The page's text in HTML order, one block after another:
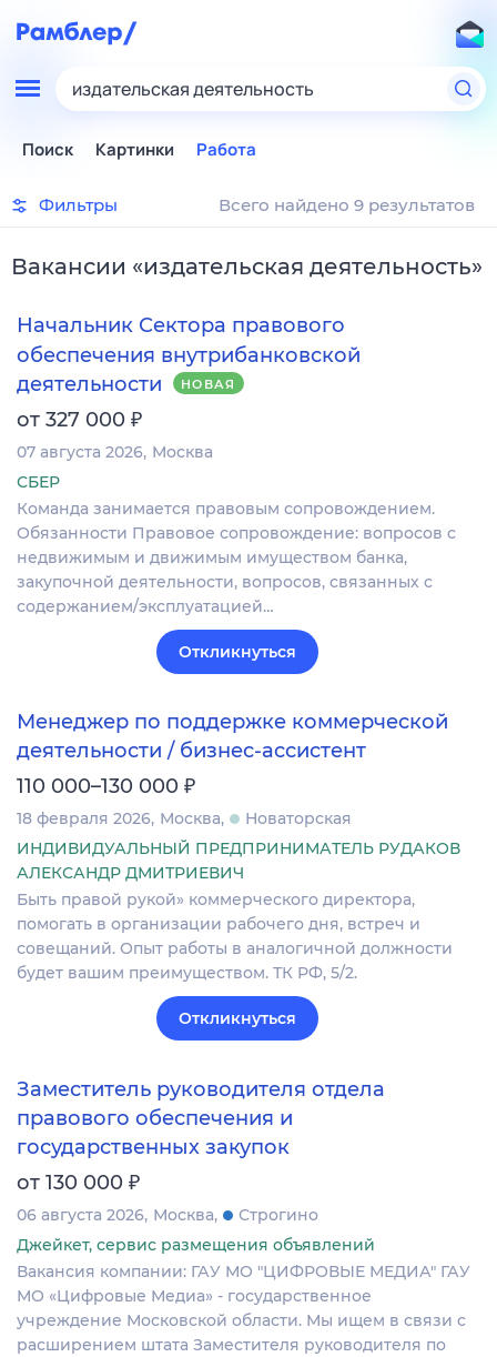
издательская деятельность
Поиск Картинки Работа
Фильтры Всего найдено 9 результатов
Вакансии «издательская деятельность»
Начальник Сектора правового
обеспечения внутрибанковской
деятельности
НОВАЯ
от 327 000 ₽
07 августа 2026 Москва
СБЕР
Команда занимается правовым сопровождением.
Обязанности Правовое сопровождение: вопросов с
недвижимым и движимым имуществом банка,
закупочной деятельности, вопросов, связанных с
содержанием/эксплуатацией…
Откликнуться
Менеджер по поддержке коммерческой
деятельности / бизнес-ассистент
110 000–130 000 ₽
18 февраля 2026 Москва
Новаторская
ИНДИВИДУАЛЬНЫЙ ПРЕДПРИНИМАТЕЛЬ РУДАКОВ
АЛЕКСАНДР ДМИТРИЕВИЧ
Быть правой рукой» коммерческого директора,
помогать в организации рабочего дня, встреч и
совещаний. Опыт работы в аналогичной должности
будет вашим преимуществом. ТК РФ, 5/2.
Откликнуться
Заместитель руководителя отдела
правового обеспечения и
государственных закупок
от 130 000 ₽
06 августа 2026 Москва
Строгино
Джейкет, сервис размещения объявлений
Вакансия компании: ГАУ МО "ЦИФРОВЫЕ МЕДИА" ГАУ
МО «Цифровые Медиа» - государственное
учреждение Московской области. Мы ищем в связи с
расширением штата Заместителя руководителя по